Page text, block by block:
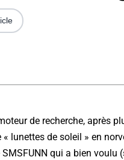
de recherche, après
lunettes de soleil » en
qui a bien voulu